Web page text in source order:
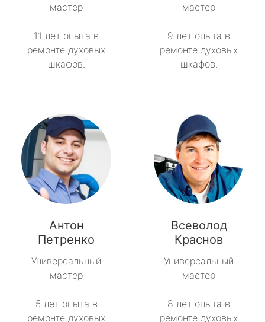
мастер
11 лет опыта в
ремонте духовых
шкафов.
мастер
9 лет опыта в
ремонте духовых
шкафов.
Антон
Петренко
Универсальный
мастер
5 лет опыта в
ремонте духовых
Всеволод
Краснов
Универсальный
мастер
8 лет опыта в
ремонте духовых